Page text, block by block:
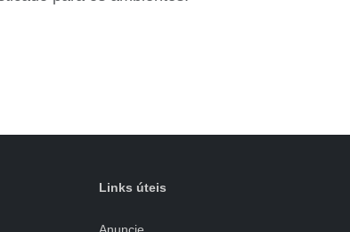
Links úteis